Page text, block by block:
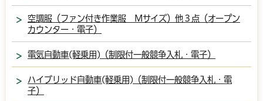
空調服（ファン付き作業服 Mサイズ）他３点（オープン
カウンター・電子）
電気自動車(軽乗用)（制限付一般競争入札・電子）
ハイブリッド自動車(軽乗用)（制限付一般競争入札・電
子）